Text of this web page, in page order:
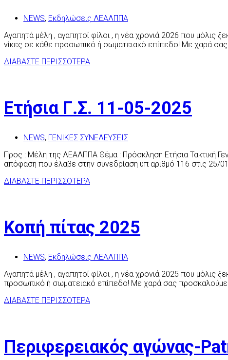
NEWS, Εκδηλώσεις ΛΕΑΛΠΠΑ
Αγαπητά μέλη , αγαπητοί φίλοι , η νέα χρονιά 2026 που μόλις
νίκες σε κάθε προσωπικό ή σωματειακό επίπεδο! Με χαρά
ΔΙΑΒΑΣΤΕ ΠΕΡΙΣΣΟΤΕΡΑ
Ετήσια Γ.Σ. 11-05-2025
NEWS, ΓΕΝΙΚΕΣ ΣΥΝΕΛΕΥΣΕΙΣ
Προς : Μέλη της ΛΕΑΛΠΠΑ Θέμα : Πρόσκληση Ετήσια Τακτική
απόφαση που έλαβε στην συνεδρίαση υπ αριθμό 116 στις 25/
ΔΙΑΒΑΣΤΕ ΠΕΡΙΣΣΟΤΕΡΑ
Κοπή πίτας 2025
NEWS, Εκδηλώσεις ΛΕΑΛΠΠΑ
Αγαπητά μέλη , αγαπητοί φίλοι , η νέα χρονιά 2025 που μόλις
προσωπικό ή σωματειακό επίπεδο! Με χαρά σας προσκαλούμε
ΔΙΑΒΑΣΤΕ ΠΕΡΙΣΣΟΤΕΡΑ
Περιφερειακός αγώνας-